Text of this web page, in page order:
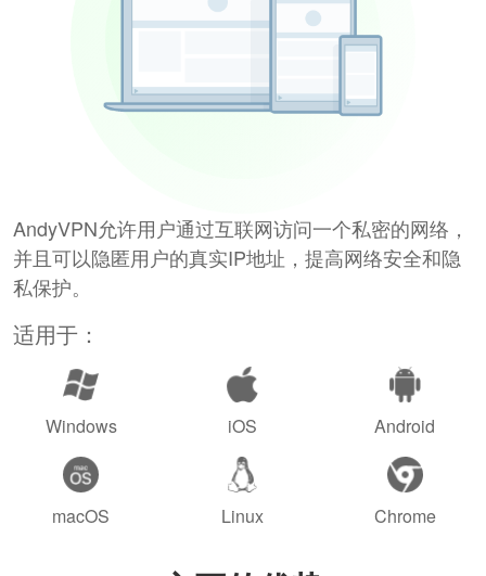
AndyVPN允许用户通过互联网访问一个私密的网络，
并且可以隐匿用户的真实IP地址，提高网络安全和隐
私保护。
适用于：
Windows iOS Android
macOS Linux Chrome